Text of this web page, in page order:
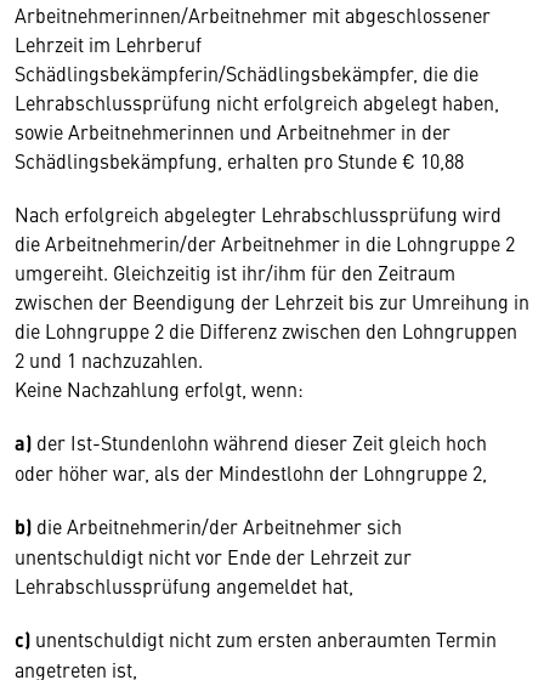
Arbeitnehmerinnen/Arbeitnehmer mit abgeschlossener
Lehrzeit im Lehrberuf
Schädlingsbekämpferin/Schädlingsbekämpfer, die die
Lehrabschlussprüfung nicht erfolgreich abgelegt haben,
sowie Arbeitnehmerinnen und Arbeitnehmer in der
Schädlingsbekämpfung, erhalten pro Stunde € 10,88
Nach erfolgreich abgelegter Lehrabschlussprüfung wird
die Arbeitnehmerin/der Arbeitnehmer in die Lohngruppe 2
umgereiht. Gleichzeitig ist ihr/ihm für den Zeitraum
zwischen der Beendigung der Lehrzeit bis zur Umreihung in
die Lohngruppe 2 die Differenz zwischen den Lohngruppen
2 und 1 nachzuzahlen.
Keine Nachzahlung erfolgt, wenn:
a) der Ist-Stundenlohn während dieser Zeit gleich hoch
oder höher war, als der Mindestlohn der Lohngruppe 2,
b) die Arbeitnehmerin/der Arbeitnehmer sich
unentschuldigt nicht vor Ende der Lehrzeit zur
Lehrabschlussprüfung angemeldet hat,
c) unentschuldigt nicht zum ersten anberaumten Termin
angetreten ist,